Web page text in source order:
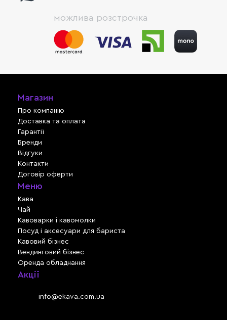
можлива розстрочка
Магазин
Про компанію
Доставка та оплата
Гарантії
Бренди
Відгуки
Контакти
Договір оферти
Меню
Кава
Чай
Кавоварки і кавомолки
Посуд і аксесуари для бариста
Кавовий бізнес
Вендинговий бізнес
Оренда обладнання
Акції
info@ekava.com.ua